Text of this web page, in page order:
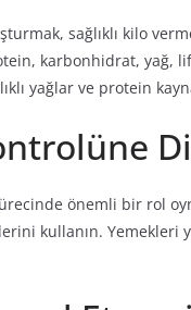
sağlıklı kilo
karbonhidrat, yağ,
yağlar ve protein
önemli bir rol
kullanın. Yemekleri